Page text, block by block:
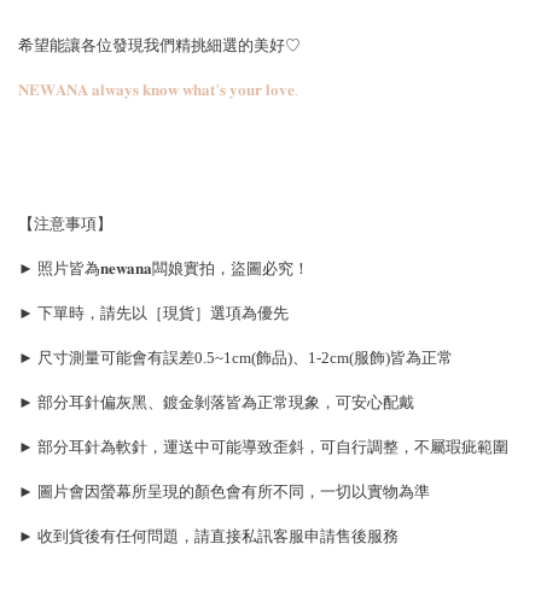
希望能讓各位發現我們精挑細選的美好♡
𝐍𝐄𝐖𝐀𝐍𝐀 𝐚𝐥𝐰𝐚𝐲𝐬 𝐤𝐧𝐨𝐰 𝐰𝐡𝐚𝐭’𝐬 𝐲𝐨𝐮𝐫 𝐥𝐨𝐯𝐞.
【注意事項】
► 照片皆為𝐧𝐞𝐰𝐚𝐧𝐚闆娘實拍，盜圖必究！
► 下單時，請先以［現貨］選項為優先
► 尺寸測量可能會有誤差0.5~1cm(飾品)、1-2cm(服飾)皆為正常
► 部分耳針偏灰黑、鍍金剝落皆為正常現象，可安心配戴
► 部分耳針為軟針，運送中可能導致歪斜，可自行調整，不屬瑕疵範圍
► 圖片會因螢幕所呈現的顏色會有所不同，一切以實物為準
► 收到貨後有任何問題，請直接私訊客服申請售後服務